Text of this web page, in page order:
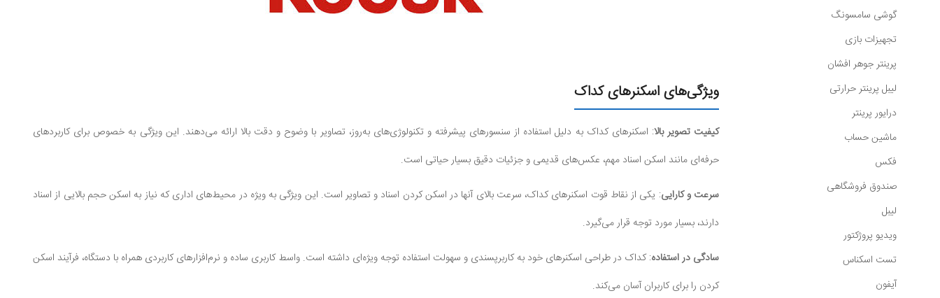
گوشی سامسونگ
تجهیزات بازی
پرینتر جوهر افشان
لیبل پرینتر حرارتی
درایور پرینتر
ماشین حساب
فکس
صندوق فروشگاهی
لیبل
ویدیو پروژکتور
تست اسکناس
آیفون
ویژگی‌های اسکنرهای کداک
کیفیت تصویر بالا: اسکنرهای کداک به دلیل استفاده از سنسورهای پیشرفته و تکنولوژی‌های به‌روز، تصاویر با وضوح و دقت بالا ارائه می‌دهند. این ویژگی به خصوص برای کاربردهای
حرفه‌ای مانند اسکن اسناد مهم، عکس‌های قدیمی و جزئیات دقیق بسیار حیاتی است.
سرعت و کارایی: یکی از نقاط قوت اسکنرهای کداک، سرعت بالای آنها در اسکن کردن اسناد و تصاویر است. این ویژگی به ویژه در محیط‌های اداری که نیاز به اسکن حجم بالایی از اسناد
دارند، بسیار مورد توجه قرار می‌گیرد.
سادگی در استفاده: کداک در طراحی اسکنرهای خود به کاربرپسندی و سهولت استفاده توجه ویژه‌ای داشته است. واسط کاربری ساده و نرم‌افزارهای کاربردی همراه با دستگاه، فرآیند اسکن
کردن را برای کاربران آسان می‌کند.